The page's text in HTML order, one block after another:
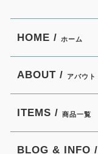
HOME / ホーム
ABOUT / アバウト
ITEMS / 商品一覧
BLOG & INFO /